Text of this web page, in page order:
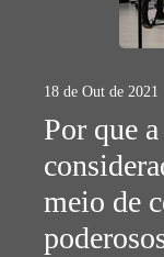
18 de Out de 2021
Por que
meio de